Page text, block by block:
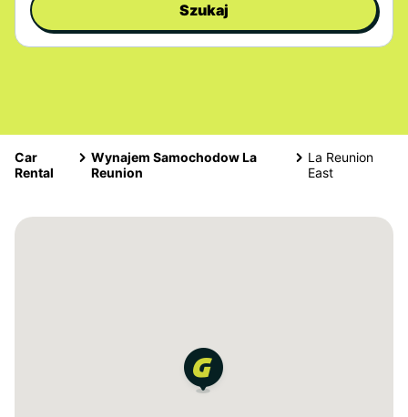
Szukaj
Car
Rental
Wynajem Samochodow La
Reunion
La Reunion
East